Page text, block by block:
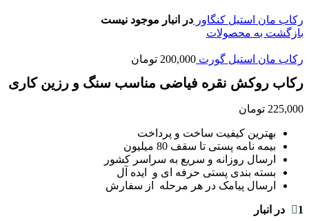
رکاب مان استیل کنگاور در انبار موجود نیست
بازگشت به محصولات
رکاب مان استیل گورت 200,000 تومان
رکاب روکش نقره فیاضی مناسب سنگ و رزین کاری
225,000 تومان
بهترین کیفیت ساخت و پرداخت
بیمه نامه پستی تا سقف 80 میلیون
ارسال روزانه و سریع به سراسر کشور
بسته بندی پستی حرفه ای و ایده آل
ارسال پیامک در هر مرحله از سفارش
1 در انبار